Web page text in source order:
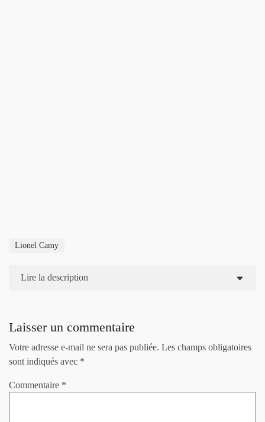
Lionel Camy
Lire la description
Laisser un commentaire
Votre adresse e-mail ne sera pas publiée. Les champs obligatoires
sont indiqués avec *
Commentaire *